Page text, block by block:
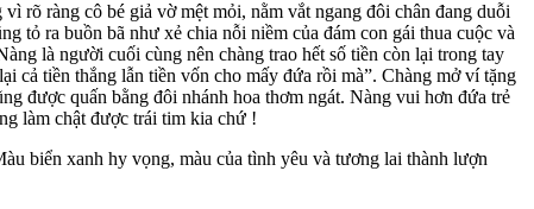
ràng cô bé giả vờ mệt mỏi, nằm vắt ngang đôi chân đang duỗi
tỏ ra buồn bã như xẻ chia nỗi niềm của đám con gái thua cuộc và
là người cuối cùng nên chàng trao hết số tiền còn lại trong tay
cả tiền thắng lẫn tiền vốn cho mấy đứa rồi mà”. Chàng mở ví tặng
được quấn bằng đôi nhánh hoa thơm ngát. Nàng vui hơn đứa trẻ
làm chật được trái tim kia chứ !
biển xanh hy vọng, màu của tình yêu và tương lai thành lượn